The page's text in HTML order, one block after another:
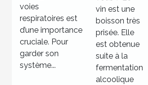
respiratoires
voies
respiratoires est
d’une importance
cruciale. Pour
garder son
système...
vin est une
boisson très
prisée. Elle
est obtenue
suite à la
fermentation
alcoolique